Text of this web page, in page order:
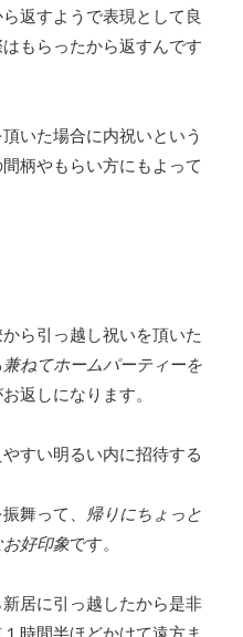
返すようで表現として良
もらったから返すんです
いた場合に内祝いという
柄やもらい方にもよって
ら引っ越し祝いを頂いた
ねてホームパーティーを
返しになります。
すい明るい内に招待する
舞って、
帰りにちょっと
好印象です。
居に引っ越したから是非